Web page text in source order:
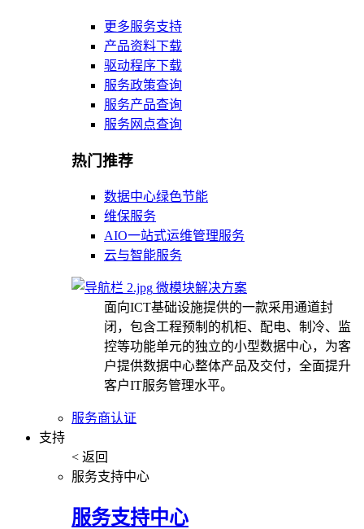
更多服务支持
产品资料下载
驱动程序下载
服务政策查询
服务产品查询
服务网点查询
热门推荐
数据中心绿色节能
维保服务
AIO一站式运维管理服务
云与智能服务
微模块解决方案
面向ICT基础设施提供的一款采用通道封
闭，包含工程预制的机柜、配电、制冷、监
控等功能单元的独立的小型数据中心，为客
户提供数据中心整体产品及交付，全面提升
客户IT服务管理水平。
服务商认证
支持
< 返回
服务支持中心
服务支持中心